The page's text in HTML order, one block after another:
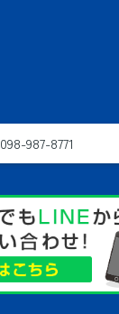
098-987-8771